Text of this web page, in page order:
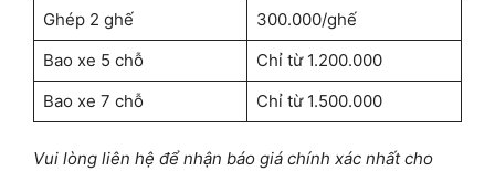
Ghép 2 ghế
300.000/ghế
Bao xe 5 chỗ
Chỉ từ 1.200.000
Bao xe 7 chỗ
Chỉ từ 1.500.000
Vui lòng liên hệ để nhận báo giá chính xác nhất cho